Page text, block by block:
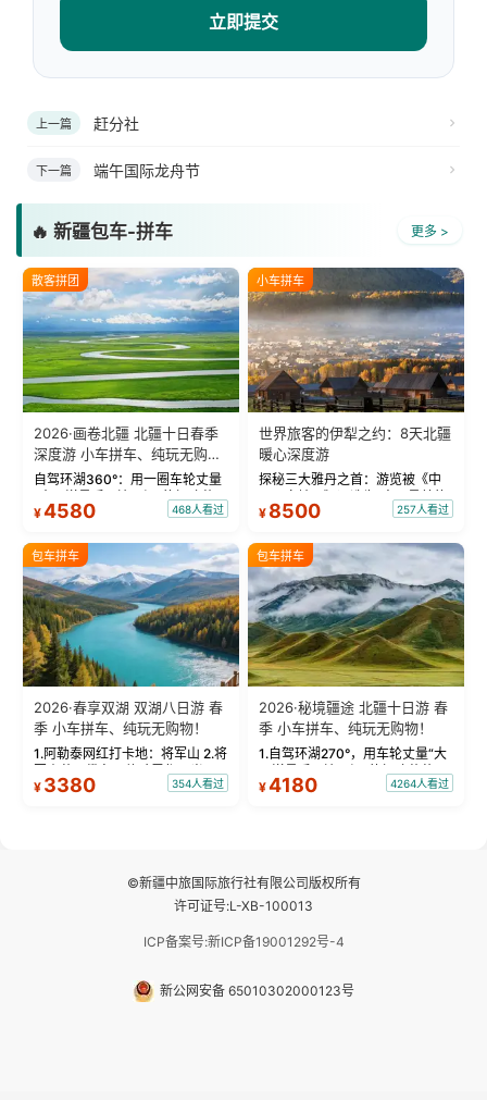
立即提交
上一篇 赶分社
下一篇 端午国际龙舟节
🔥 新疆包车-拼车 更多 >
散客拼团
2026·画卷北疆 北疆十日春季
深度游 小车拼车、纯玩无购
物！
自驾环湖360°：用一圈车轮丈量
“大西洋最后一滴眼泪”的极致蔚
蓝。 赛湖旅拍：甄选多款风格服
绝美瞬间。 赛湖坦克300跟车视
频：专业摄影师...
¥4580 468人看过
小车拼车
世界旅客的伊犁之约：8天北疆
暖心深度游
探秘三大雅丹之首：游览被《中
国国家地理》评选为“中国最美的
三大雅丹”第一名的克拉玛依魔鬼
瓦人最大村落——禾木村，欣赏
晨雾与小木...
¥ 8500 257人看过
包车拼车
2026·春享双湖 双湖八日游 春
季 小车拼车、纯玩无购物！
1.阿勒泰网红打卡地：将军山 2.将
军山落日缆车，体验雪都风光 3.
将军山，夕阳派对，蹦迪party 4.
¥ 3380 354人看过
包车拼车
2026·秘境疆途 北疆十日游 春
季 小车拼车、纯玩无购物！
1.自驾环湖270°，用车轮丈量“大
西洋最后一滴眼泪”的极致蔚蓝，
让雪山、花海与深邃湖水在转弯
¥4180 4264人看过
©新疆中旅国际旅行社有限公司版权所有
许可证号:L-XB-100013
ICP备案号:新ICP备19001292号-4
新公网安备 65010302000123号